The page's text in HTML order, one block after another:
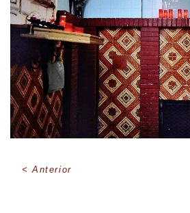
Anterior